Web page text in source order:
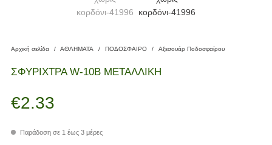
Αρχική σελίδα / ΑΘΛΗΜΑΤΑ / ΠΟΔΟΣΦΑΙΡΟ / Αξεσουάρ Ποδοσφαίρου
ΣΦΥΡΙΧΤΡΑ W-10B ΜΕΤΑΛΛΙΚΗ
€2.33
Παράδοση σε 1 έως 3 μέρες